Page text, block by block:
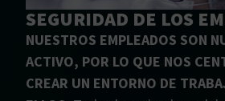
SEGURIDAD DE LOS
NUESTROS EMPLEADOS SON
ACTIVO, POR LO QUE NOS
CREAR UN ENTORNO DE